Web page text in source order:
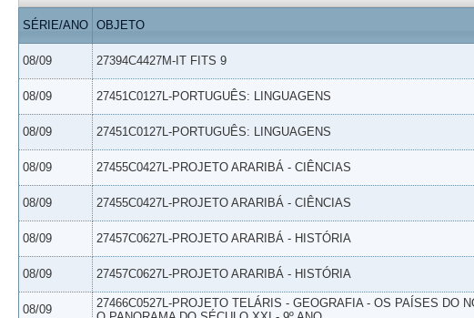
SÉRIE/ANO OBJETO
08/09 27394C4427M-IT FITS 9
08/09 27451C0127L-PORTUGUÊS: LINGUAGENS
08/09 27451C0127L-PORTUGUÊS: LINGUAGENS
08/09 27455C0427L-PROJETO ARARIBÁ - CIÊNCIAS
08/09 27455C0427L-PROJETO ARARIBÁ - CIÊNCIAS
08/09 27457C0627L-PROJETO ARARIBÁ - HISTÓRIA
08/09 27457C0627L-PROJETO ARARIBÁ - HISTÓRIA
08/09
27466C0527L-PROJETO TELÁRIS - GEOGRAFIA - OS PAÍSES DO